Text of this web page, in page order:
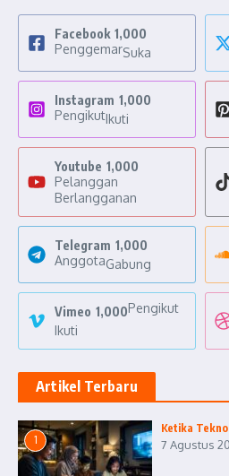
Facebook 1,000
PenggemarSuka
Instagram 1,000
PengikutIkuti
Youtube 1,000
Pelanggan
Berlangganan
Telegram 1,000
AnggotaGabung
Vimeo 1,000Pengikut
Ikuti
Artikel Terbaru
1
Ketika
7 Agustus